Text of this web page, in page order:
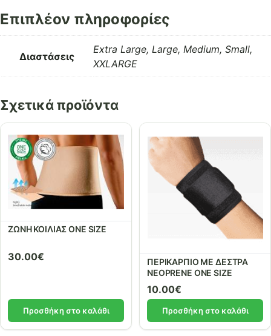
Επιπλέον πληροφορίες
Διαστάσεις
Extra Large, Large, Medium, Small,
XXLARGE
Σχετικά προϊόντα
ΖΩΝΗ ΚΟΙΛΙΑΣ ONE SIZE
30.00€
Προσθήκη στο καλάθι
ΠΕΡΙΚΑΡΠΙΟ ΜΕ ΔΕΣΤΡΑ
NEOPRENE ONE SIZE
10.00€
Προσθήκη στο καλάθι